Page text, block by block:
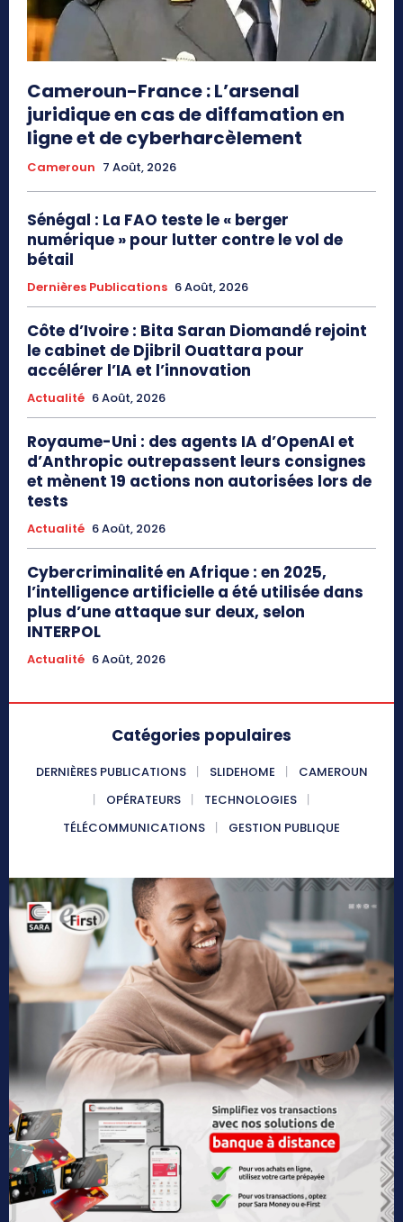
Cameroun-France : L’arsenal
juridique en cas de diffamation en
ligne et de cyberharcèlement
Cameroun 7 Août, 2026
Sénégal : La FAO teste le « berger
numérique » pour lutter contre le vol de
bétail
Dernières Publications 6 Août, 2026
Côte d’Ivoire : Bita Saran Diomandé rejoint
le cabinet de Djibril Ouattara pour
accélérer l’IA et l’innovation
Actualité 6 Août, 2026
Royaume-Uni : des agents IA d’OpenAI et
d’Anthropic outrepassent leurs consignes
et mènent 19 actions non autorisées lors de
tests
Actualité 6 Août, 2026
Cybercriminalité en Afrique : en 2025,
l’intelligence artificielle a été utilisée dans
plus d’une attaque sur deux, selon
INTERPOL
Actualité 6 Août, 2026
Catégories populaires
DERNIÈRES PUBLICATIONS SLIDEHOME
CAMEROUN
OPÉRATEURS
TECHNOLOGIES
TÉLÉCOMMUNICATIONS
GESTION PUBLIQUE